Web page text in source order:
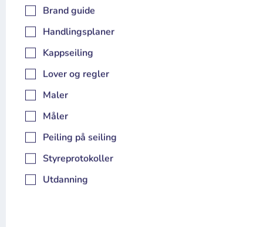
Brand guide
Handlingsplaner
Kappseiling
Lover og regler
Maler
Måler
Peiling på seiling
Styreprotokoller
Utdanning
Appeller
Kappseiling
Appeller 2019
Kappseiling
Appeller